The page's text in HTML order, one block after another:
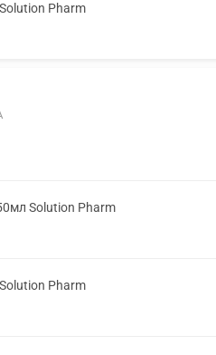
Pharm
Solution Pharm
Pharm